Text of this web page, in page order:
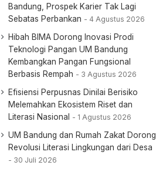
Bandung, Prospek Karier Tak Lagi
Sebatas Perbankan
4 Agustus 2026
Hibah BIMA Dorong Inovasi Prodi
Teknologi Pangan UM Bandung
Kembangkan Pangan Fungsional
Berbasis Rempah
3 Agustus 2026
Efisiensi Perpusnas Dinilai Berisiko
Melemahkan Ekosistem Riset dan
Literasi Nasional
1 Agustus 2026
UM Bandung dan Rumah Zakat Dorong
Revolusi Literasi Lingkungan dari Desa
30 Juli 2026